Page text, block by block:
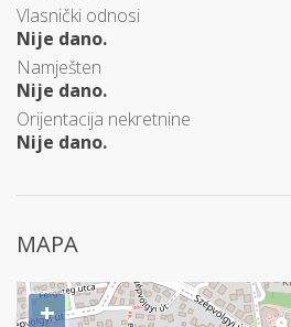
Vlasnički odnosi
Nije dano.
Namješten
Nije dano.
Orijentacija nekretnine
Nije dano.
MAPA
+